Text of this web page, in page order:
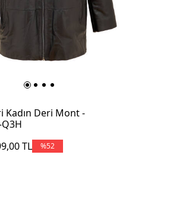
Kadın Deri Mont -
TL %52